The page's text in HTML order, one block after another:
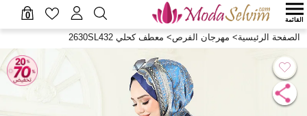
0 القائمة
الصفحة الرئيسية> مهرجان الفرص> معطف كحلي 2630SL432